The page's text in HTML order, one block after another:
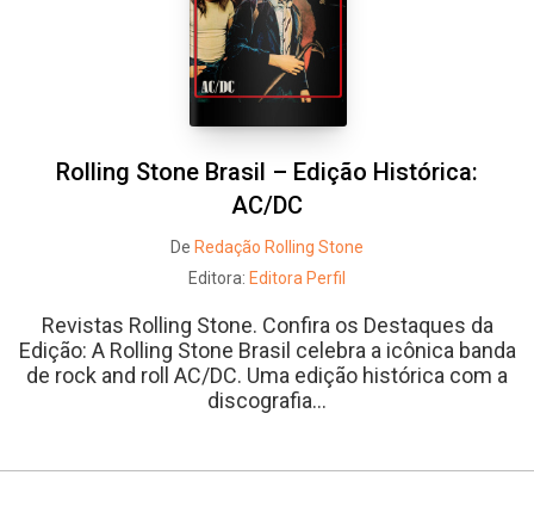
Rolling Stone Brasil – Edição Histórica:
AC/DC
De Redação Rolling Stone
Editora: Editora Perfil
Revistas Rolling Stone. Confira os Destaques da
Edição: A Rolling Stone Brasil celebra a icônica banda
de rock and roll AC/DC. Uma edição histórica com a
discografia...